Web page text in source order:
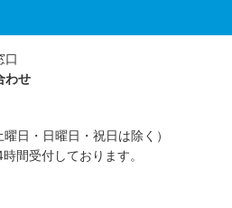
口
わせ
日・日曜日・祝日は除く）
間受付しております。